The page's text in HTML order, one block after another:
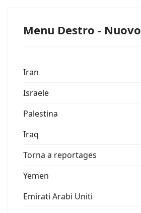
Menu Destro - Nuovo
Iran
Israele
Palestina
Iraq
Torna a reportages
Yemen
Emirati Arabi Uniti